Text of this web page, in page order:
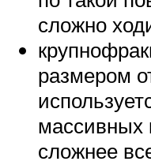
сложно
размером
массивных
сложнее